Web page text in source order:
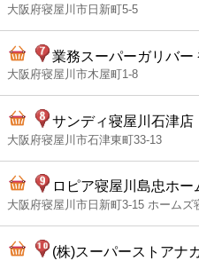
大阪府寝屋川市日新町5-5
業務スーパーガリバー
大阪府寝屋川市木屋町1-8
サンディ寝屋川石津店
大阪府寝屋川市石津東町33-13
ロピア寝屋川島忠ホー
大阪府寝屋川市日新町3-15 ホームズ
(株)スーパーストアナ